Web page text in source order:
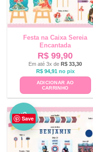
Festa na Caixa Sereia
Encantada
R$ 99,90
Em até 3x de R$ 33,30
R$94,91 no pix
ADICIONAR AO
CARRINHO
Save
NO
VO